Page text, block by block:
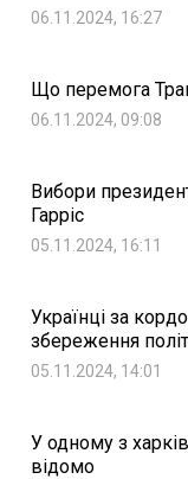
06.11.2024, 16:27
Що перемога
06.11.2024, 09:08
Вибори
Гарріс
05.11.2024, 16:11
Українці за
збереження
05.11.2024, 14:01
У одному з
відомо